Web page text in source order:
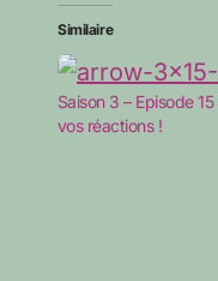
Similaire
Saison 3 – Episode 15
vos réactions !